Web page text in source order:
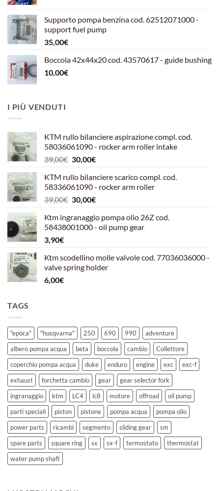
era:
599,00€.
è:
540,00€.
Supporto pompa benzina cod. 62512071000 -
support fuel pump
35,00€
Boccola 42x44x20 cod. 43570617 - guide bushing
10,00€
I PIÙ VENDUTI
KTM rullo bilanciere aspirazione compl. cod.
58036061090 - rocker arm roller intake
39,00€ Il
originale
era:
39,00€.
30,00€Il
attuale
è:
30,00€.
KTM rullo bilanciere scarico compl. cod.
58336061090 - rocker arm roller
39,00€ Il
originale
era:
30,00€Il
attuale
è:
Ktm ingranaggio pompa olio 26Z cod.
58438001000 - oil pump gear
3,90€
Ktm scodellino molle valvole cod. 77036036000 -
valve spring holder
6,00€
TAGS
"epoca" "husqvarna" 250 690 990
adventure
albero pompa acqua
beta boccola cambio
Collettore
coperchio pompa acqua
duke enduro engine exc
exc-f
exhaust
forchetta cambio gear
gear selector fork
ingranaggio
ktm LC4 lc8 motore offroad
oil pump
parti speciali
piston pistone pompa acqua
pompa olio
power parts
ricambi segmento sliding gear
sm
spare parts
square ring sx sx-f termostato
thermostat
water pump shaft